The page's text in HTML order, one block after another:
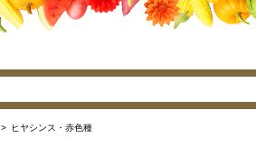
> ヒヤシンス・赤色種